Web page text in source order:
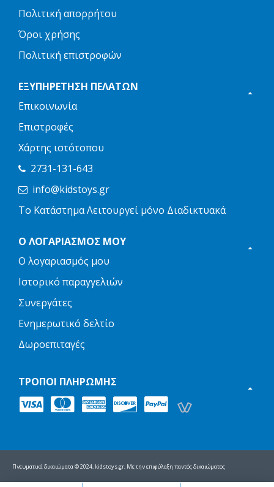
Πολιτική απορρήτου
Όροι χρήσης
Πολιτική επιστροφών
ΕΞΥΠΗΡΈΤΗΣΗ ΠΕΛΑΤΏΝ
Επικοινωνία
Επιστροφές
Χάρτης ιστότοπου
2731-131-643
info@kidstoys.gr
Το Κατάστημα Λειτουργεί μόνο Διαδικτυακά
Ο ΛΟΓΑΡΙΑΣΜΌΣ ΜΟΥ
Ο λογαριασμός μου
Ιστορικό παραγγελιών
Συνεργάτες
Ενημερωτικό δελτίο
Δωροεπιταγές
ΤΡΌΠΟΙ ΠΛΗΡΩΜΉΣ
Πνευματικά δικαιώματα © 2024, kidstoys.gr, Με την επιφύλαξη παντός δικαιώματος